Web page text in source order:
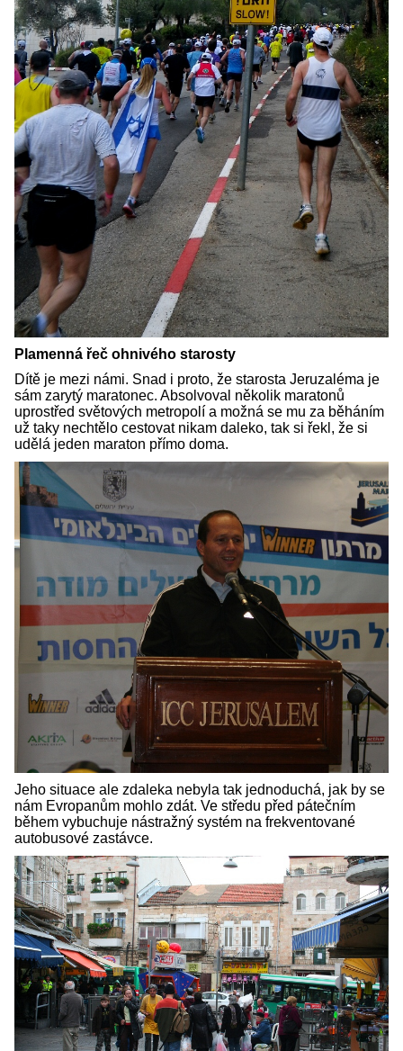
Plamenná řeč ohnivého starosty
Dítě je mezi námi. Snad i proto, že starosta Jeruzaléma je
sám zarytý maratonec. Absolvoval několik maratonů
uprostřed světových metropolí a možná se mu za běháním
už taky nechtělo cestovat nikam daleko, tak si řekl, že si
udělá jeden maraton přímo doma.
Jeho situace ale zdaleka nebyla tak jednoduchá, jak by se
nám Evropanům mohlo zdát. Ve středu před pátečním
během vybuchuje nástražný systém na frekventované
autobusové zastávce.